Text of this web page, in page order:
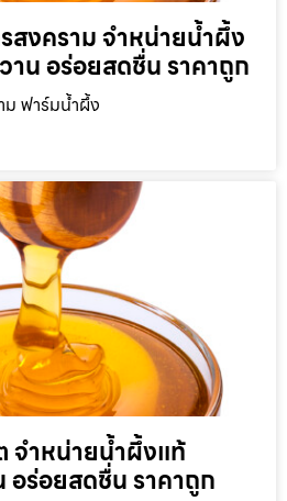
สงคราม จำหน่ายน้ำผึ้ง
าน อร่อยสดชื่น ราคาถูก
ฟาร์มน้ำผึ้ง
จำหน่ายน้ำผึ้งแท้
ร่อยสดชื่น ราคาถูก